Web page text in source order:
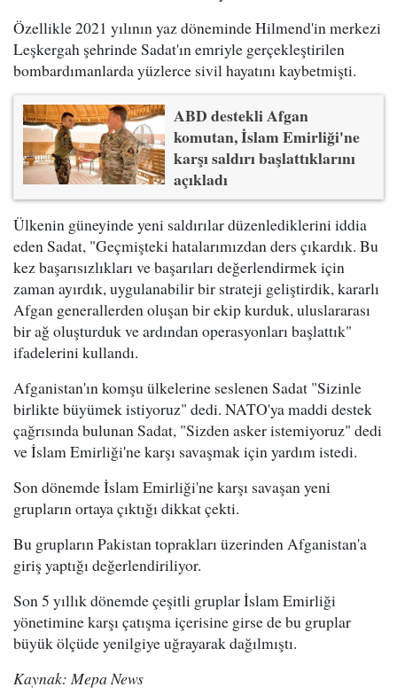
Özellikle 2021 yılının yaz döneminde Hilmend'in merkezi
Leşkergah şehrinde Sadat'ın emriyle gerçekleştirilen
bombardımanlarda yüzlerce sivil hayatını kaybetmişti.
ABD destekli Afgan
komutan, İslam Emirliği'ne
karşı saldırı başlattıklarını
açıkladı
Ülkenin güneyinde yeni saldırılar düzenlediklerini iddia
eden Sadat, "Geçmişteki hatalarımızdan ders çıkardık. Bu
kez başarısızlıkları ve başarıları değerlendirmek için
zaman ayırdık, uygulanabilir bir strateji geliştirdik, kararlı
Afgan generallerden oluşan bir ekip kurduk, uluslararası
bir ağ oluşturduk ve ardından operasyonları başlattık"
ifadelerini kullandı.
Afganistan'ın komşu ülkelerine seslenen Sadat "Sizinle
birlikte büyümek istiyoruz" dedi. NATO'ya maddi destek
çağrısında bulunan Sadat, "Sizden asker istemiyoruz" dedi
ve İslam Emirliği'ne karşı savaşmak için yardım istedi.
Son dönemde İslam Emirliği'ne karşı savaşan yeni
grupların ortaya çıktığı dikkat çekti.
Bu grupların Pakistan toprakları üzerinden Afganistan'a
giriş yaptığı değerlendiriliyor.
Son 5 yıllık dönemde çeşitli gruplar İslam Emirliği
yönetimine karşı çatışma içerisine girse de bu gruplar
büyük ölçüde yenilgiye uğrayarak dağılmıştı.
Kaynak: Mepa News